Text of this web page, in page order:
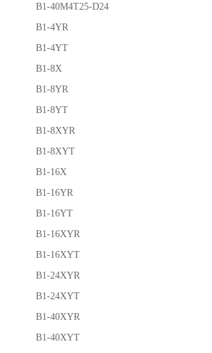
B1-40M4T25-D24
B1-4YR
B1-4YT
B1-8X
B1-8YR
B1-8YT
B1-8XYR
B1-8XYT
B1-16X
B1-16YR
B1-16YT
B1-16XYR
B1-16XYT
B1-24XYR
B1-24XYT
B1-40XYR
B1-40XYT